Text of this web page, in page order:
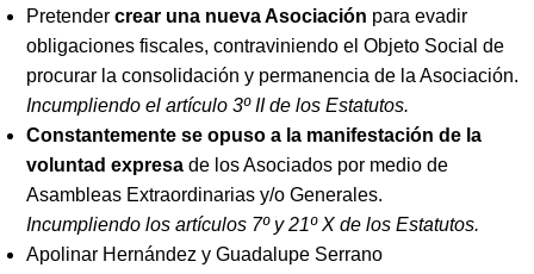
Pretender crear una nueva Asociación para evadir
obligaciones fiscales, contraviniendo el Objeto Social de
procurar la consolidación y permanencia de la Asociación.
Incumpliendo el artículo 3º II de los Estatutos.
Constantemente se opuso a la manifestación de la
voluntad expresa de los Asociados por medio de
Asambleas Extraordinarias y/o Generales.
Incumpliendo los artículos 7º y 21º X de los Estatutos.
Apolinar Hernández y Guadalupe Serrano